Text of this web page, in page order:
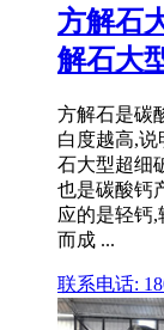
方解石
解石大
方解石是碳
白度越高,
石大型超细
也是碳酸钙
应的是轻钙
而成 ...
联系电话: